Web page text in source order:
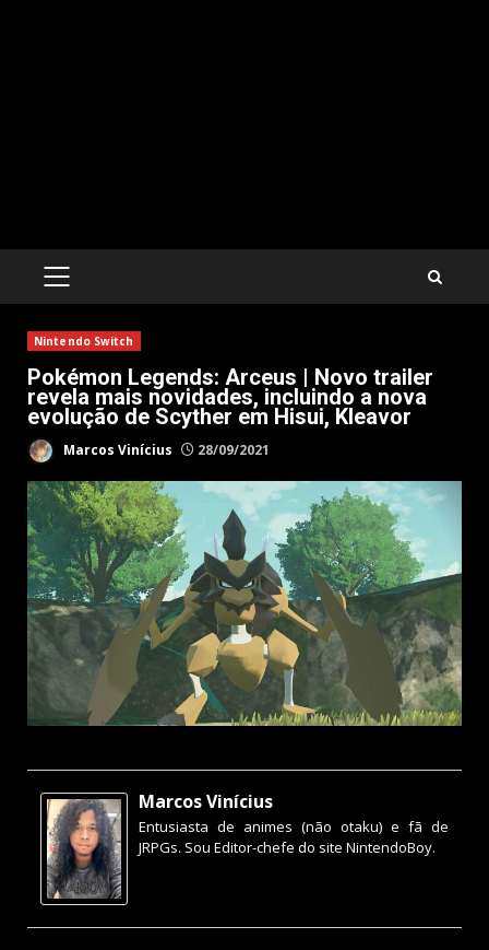
PRIMARY
Nintendo Switch
Pokémon Legends: Arceus | Novo trailer
revela mais novidades, incluindo a nova
evolução de Scyther em Hisui, Kleavor
Marcos Vinícius 28/09/2021
Marcos Vinícius
Entusiasta de animes (não otaku) e fã de
JRPGs. Sou Editor-chefe do site NintendoBoy.